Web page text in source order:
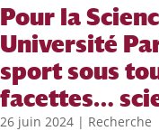
Pour la
Université
sport sous
facettes…
26 juin 2024 | Recherche